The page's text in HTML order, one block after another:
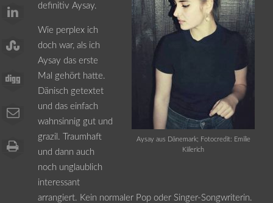
Aysay aus Dänemark; Fotocredit: Emilie
Kiilerich
definitiv Aysay.
Wie perplex ich
doch war, als ich
Aysay das erste
Mal gehört hatte.
Dänisch getextet
und das einfach
wahnsinnig gut und
grazil. Traumhaft
und dann auch
noch unglaublich
interessant
arrangiert. Kein normaler Pop oder Singer-Songwriterin.